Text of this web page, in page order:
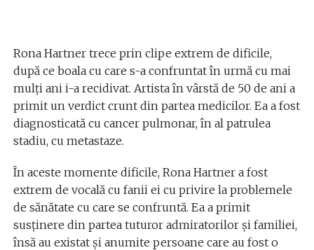
Rona Hartner trece prin clipe extrem de dificile,
după ce boala cu care s-a confruntat în urmă cu mai
mulți ani i-a recidivat. Artista în vârstă de 50 de ani a
primit un verdict crunt din partea medicilor. Ea a fost
diagnosticată cu cancer pulmonar, în al patrulea
stadiu, cu metastaze.
În aceste momente dificile, Rona Hartner a fost
extrem de vocală cu fanii ei cu privire la problemele
de sănătate cu care se confruntă. Ea a primit
susținere din partea tuturor admiratorilor și familiei,
însă au existat și anumite persoane care au fost o